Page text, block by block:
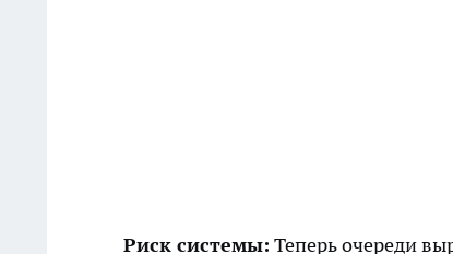
Риск системы: Теперь очереди